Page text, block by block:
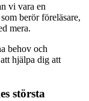
vi vara en
berör föreläsare,
mera.
behov och
hjälpa dig att
största